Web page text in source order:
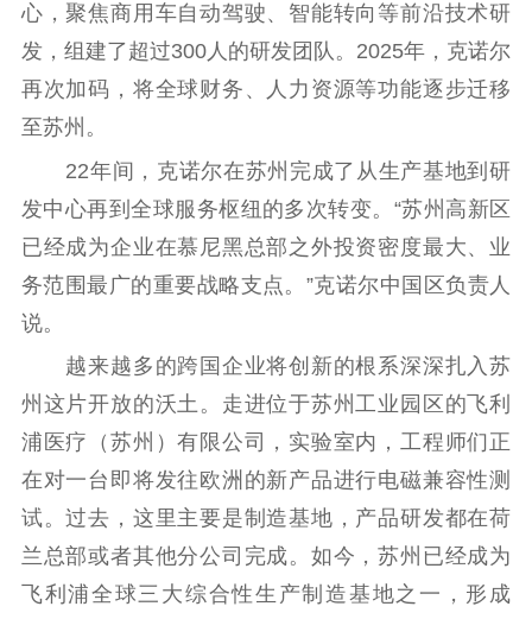
心，聚焦商用车自动驾驶、智能转向等前沿技术研
发，组建了超过300人的研发团队。2025年，克诺尔
再次加码，将全球财务、人力资源等功能逐步迁移
至苏州。
22年间，克诺尔在苏州完成了从生产基地到研
发中心再到全球服务枢纽的多次转变。“苏州高新区
已经成为企业在慕尼黑总部之外投资密度最大、业
务范围最广的重要战略支点。”克诺尔中国区负责人
说。
越来越多的跨国企业将创新的根系深深扎入苏
州这片开放的沃土。走进位于苏州工业园区的飞利
浦医疗（苏州）有限公司，实验室内，工程师们正
在对一台即将发往欧洲的新产品进行电磁兼容性测
试。过去，这里主要是制造基地，产品研发都在荷
兰总部或者其他分公司完成。如今，苏州已经成为
飞利浦全球三大综合性生产制造基地之一，形成